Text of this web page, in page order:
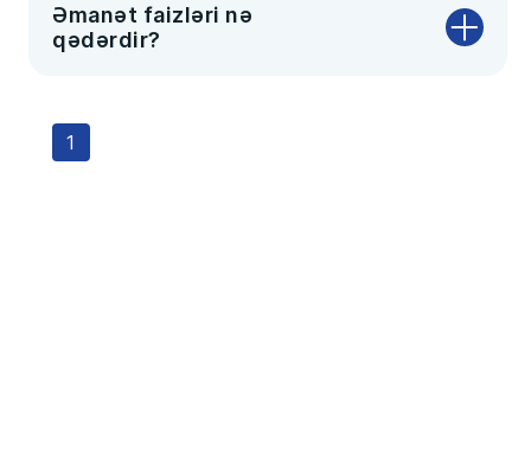
Əmanət faizləri nə
qədərdir?
1